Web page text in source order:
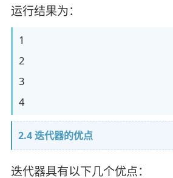
运行结果为：
1
2
3
4
2.4 迭代器的优点
迭代器具有以下几个优点：